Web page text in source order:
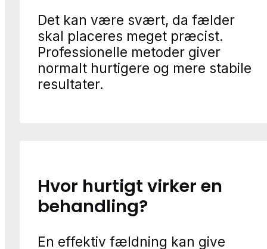
Det kan være svært, da fælder
skal placeres meget præcist.
Professionelle metoder giver
normalt hurtigere og mere stabile
resultater.
Hvor hurtigt virker en
behandling?
En effektiv fældning kan give